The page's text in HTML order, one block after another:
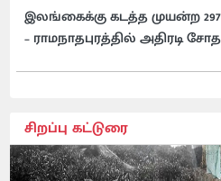
இலங்கைக்கு கடத்த முயன்ற
– ராமநாதபுரத்தில் அதிரடி
சிறப்பு கட்டுரை